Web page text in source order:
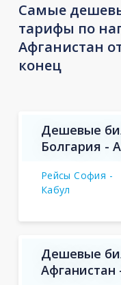
Самые
тарифы по
Афганистан
конец
Дешевые
Болгария -
Рейсы София -
Кабул
Дешевые
Афганистан